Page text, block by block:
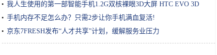
我人生使用的第一部智能手机1.2G双核裸眼3D大屏 HTC EVO 3D
手机内存不足怎么办？只需2步让你手机满血复活!
京东7FRESH发布“人才共享”计划，缓解服务业压力